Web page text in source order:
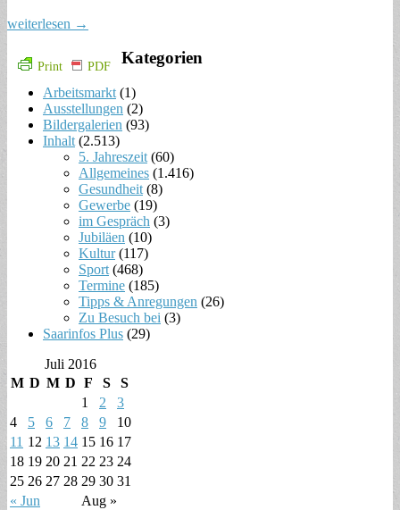
weiterlesen →
Print PDF Kategorien
Arbeitsmarkt (1)
Ausstellungen (2)
Bildergalerien (93)
Inhalt (2.513)
5. Jahreszeit (60)
Allgemeines (1.416)
Gesundheit (8)
Gewerbe (19)
im Gespräch (3)
Jubiläen (10)
Kultur(117)
Sport (468)
Termine (185)
Tipps & Anregungen (26)
Zu Besuch bei (3)
Saarinfos Plus (29)
Juli 2016
M D M D F S S
« Jun Aug »
1 2
3
4
5 6 7 8 9
10
11 12 13 14 15 16 17
18 19 20 21 22 23 24
25 26 27 28 29 30 31